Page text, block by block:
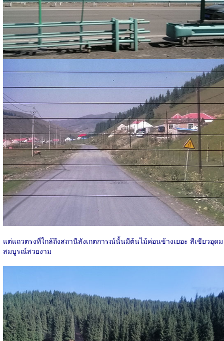
แต่แถวตรงที่ใกล้ถึงสถานีสังเกตการณ์นั้นมีต้นไม้ค่อนข้างเยอะ สีเขียวอุดม
สมบูรณ์สวยงาม